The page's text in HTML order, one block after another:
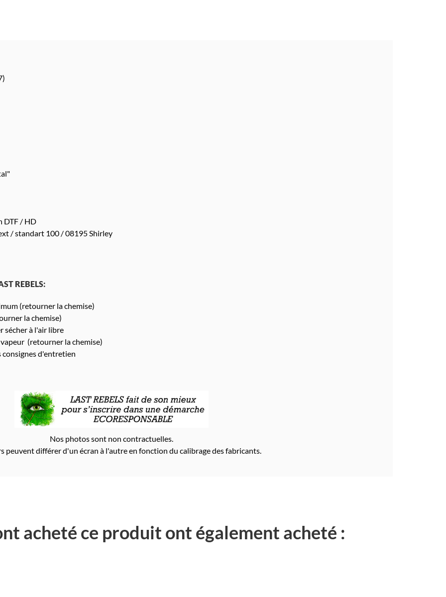
DTF / HD
/ standart 100 / 08195 Shirley
REBELS:
(retourner la chemise)
la chemise)
sécher à l'air libre
vapeur (retourner la chemise)
consignes d'entretien
Nos photos sont non contractuelles.
peuvent différer d'un écran à l'autre en fonction du calibrage des fabricants.
acheté ce produit ont également acheté :